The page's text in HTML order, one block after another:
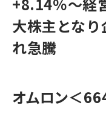
大株主とな
れ急騰
オムロン＜